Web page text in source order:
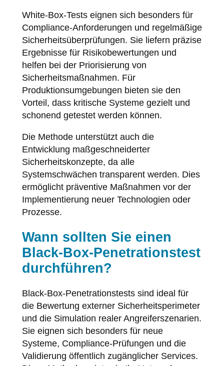
White-Box-Tests eignen sich besonders für
Compliance-Anforderungen und regelmäßige
Sicherheitsüberprüfungen. Sie liefern präzise
Ergebnisse für Risikobewertungen und
helfen bei der Priorisierung von
Sicherheitsmaßnahmen. Für
Produktionsumgebungen bieten sie den
Vorteil, dass kritische Systeme gezielt und
schonend getestet werden können.
Die Methode unterstützt auch die
Entwicklung maßgeschneiderter
Sicherheitskonzepte, da alle
Systemschwächen transparent werden. Dies
ermöglicht präventive Maßnahmen vor der
Implementierung neuer Technologien oder
Prozesse.
Wann sollten Sie einen
Black-Box-Penetrationstest
durchführen?
Black-Box-Penetrationstests sind ideal für
die Bewertung externer Sicherheitsperimeter
und die Simulation realer Angreiferszenarien.
Sie eignen sich besonders für neue
Systeme, Compliance-Prüfungen und die
Validierung öffentlich zugänglicher Services.